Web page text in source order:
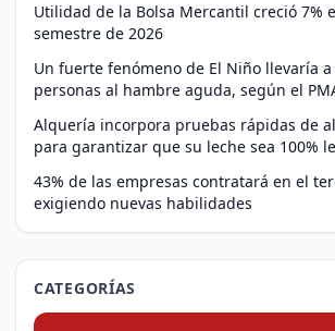
Utilidad de la Bolsa Mercantil creció 7%
semestre de 2026
Un fuerte fenómeno de El Niño llevaría
personas al hambre aguda, según el
Alquería incorpora pruebas rápidas de
para garantizar que su leche sea 100%
43% de las empresas contratará en el
exigiendo nuevas habilidades
CATEGORÍAS